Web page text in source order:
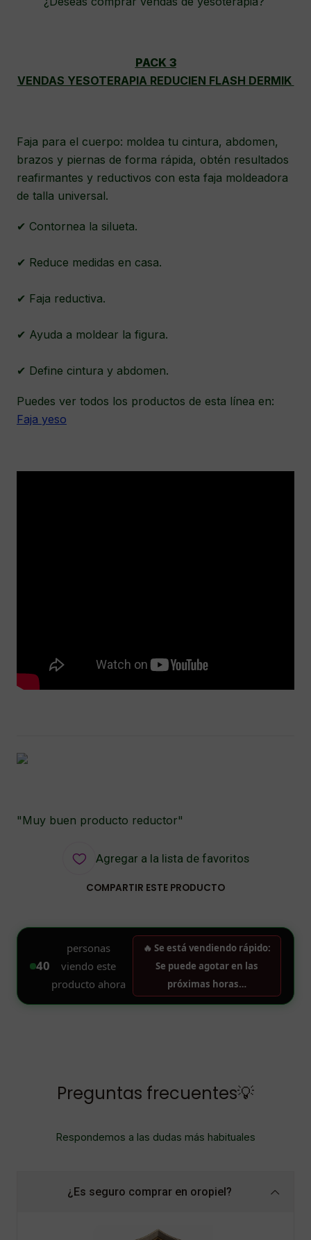
PACK 3
VENDAS YESOTERAPIA REDUCIEN FLASH DERMIK
Faja para el cuerpo: moldea tu cintura, abdomen,
brazos y piernas de forma rápida, obtén resultados
reafirmantes y reductivos con esta faja moldeadora
de talla universal.
✔ Contornea la silueta.
✔ Reduce medidas en casa.
✔ Faja reductiva.
✔ Ayuda a moldear la figura.
✔ Define cintura y abdomen.
Puedes ver todos los productos de esta línea en:
Faja yeso
"Muy buen producto reductor"
Agregar a la lista de favoritos
COMPARTIR ESTE PRODUCTO
Preguntas frecuentes💡
Respondemos a las dudas más habituales
¿Es seguro comprar en oropiel?